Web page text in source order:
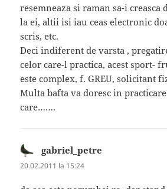
resemneaza si raman sa-i creasca
la ei, altii isi iau ceas electronic
scris, etc.
Deci indiferent de varsta ,
celor care-l practica, acest sport-
este complex, f. GREU, solicitant
Multa bafta va doresc in
care…….
gabriel_petre
20.02.2011 la 15:24